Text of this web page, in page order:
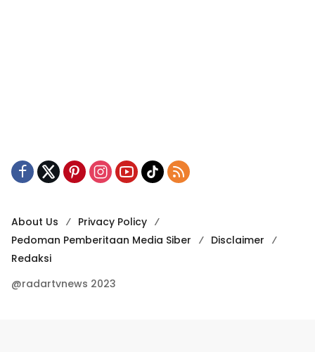
About Us
Privacy Policy
Pedoman Pemberitaan Media Siber
Disclaimer
Redaksi
@radartvnews 2023